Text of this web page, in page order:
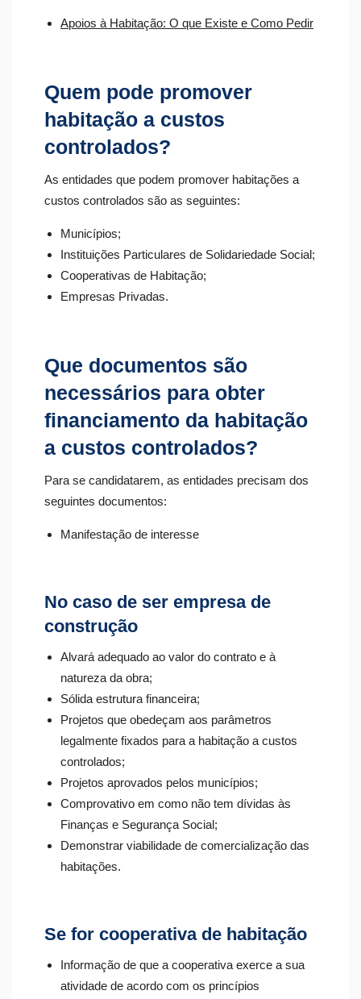
Apoios à Habitação: O que Existe e Como Pedir
Quem pode promover
habitação a custos
controlados?
As entidades que podem promover habitações a
custos controlados são as seguintes:
Municípios;
Instituições Particulares de Solidariedade Social;
Cooperativas de Habitação;
Empresas Privadas.
Que documentos são
necessários para obter
financiamento da habitação
a custos controlados?
Para se candidatarem, as entidades precisam dos
seguintes documentos:
Manifestação de interesse
No caso de ser empresa de
construção
Alvará adequado ao valor do contrato e à
natureza da obra;
Sólida estrutura financeira;
Projetos que obedeçam aos parâmetros
legalmente fixados para a habitação a custos
controlados;
Projetos aprovados pelos municípios;
Comprovativo em como não tem dívidas às
Finanças e Segurança Social;
Demonstrar viabilidade de comercialização das
habitações.
Se for cooperativa de habitação
Informação de que a cooperativa exerce a sua
atividade de acordo com os princípios